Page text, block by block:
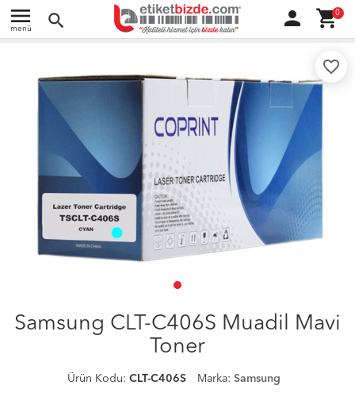
menu
menü search person shopping_cart0
favorite_border
Samsung CLT-C406S Muadil Mavi
Toner
Ürün Kodu: CLT-C406S Marka: Samsung